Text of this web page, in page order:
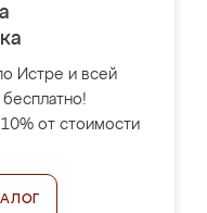
Истре и всей
от стоимости